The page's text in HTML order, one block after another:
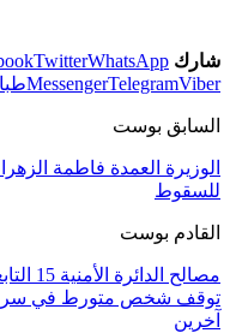
شارك TwitterWhatsApp
MessengerTelegramViber
السابق بوست
الوزيرة العمدة فاطمة
للسقوط
القادم بوست
توقف شخص متورط في سرقة
آخرين